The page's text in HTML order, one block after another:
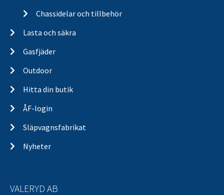
Chassidelar och tillbehör
Lasta och säkra
Gasfjäder
Outdoor
Hitta din butik
ÅF-login
Släpvagnsfabrikat
Nyheter
VALERYD AB